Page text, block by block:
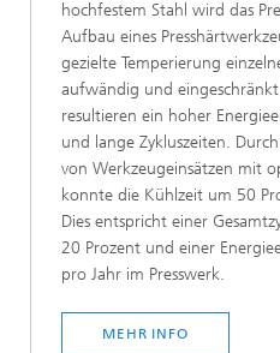
hochfestem Stahl wird das
Aufbau eines
gezielte Temperierung
aufwändig und eingeschränkt
resultieren ein hoher
und lange Zykluszeiten.
von Werkzeugeinsätzen mit
konnte die Kühlzeit um 50
Dies entspricht einer
20 Prozent und einer
pro Jahr im Presswerk.
MEHR INFO